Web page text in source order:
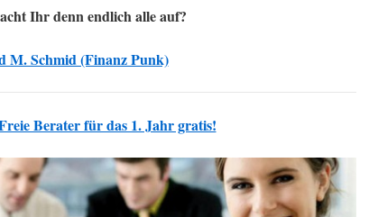
Ihr denn endlich alle auf?
M. Schmid (Finanz Punk)
Berater für das 1. Jahr gratis!